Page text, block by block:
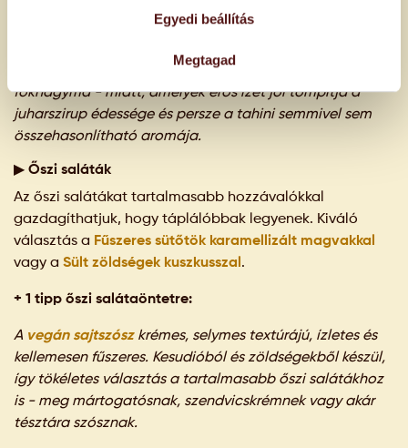
Egyedi beállítás
Megtagad
köszönhetően mégis telis-tele van ízzel, aromával.
friss és üde a citromlé és a mustár-, és pikáns a
fokhagyma - miatt, amelyek erős ízét jól tompítja a
juharszirup édessége és persze a tahini semmivel sem
összehasonlítható aromája.
▶ Őszi saláták
Az őszi salátákat tartalmasabb hozzávalókkal
gazdagíthatjuk, hogy táplálóbbak legyenek. Kiváló
választás a Fűszeres sütőtök karamellizált magvakkal
vagy a Sült zöldségek kuszkusszal .
+ 1 tipp őszi salátaöntetre:
A vegán sajtszósz krémes, selymes textúrájú, ízletes és
kellemesen fűszeres. Kesudióból és zöldségekből készül,
így tökéletes választás a tartalmasabb őszi salátákhoz
is - meg mártogatósnak, szendvicskrémnek vagy akár
tésztára szósznak.